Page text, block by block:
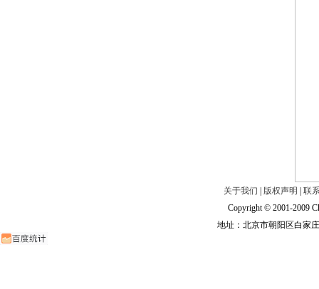
关于我们 版权声明
联
Copyright © 2001-2009
地址：北京市朝阳区白家